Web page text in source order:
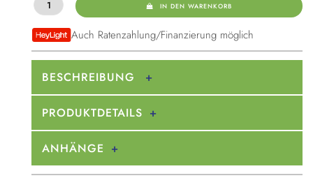
IN DEN WARENKORB
Auch Ratenzahlung/Finanzierung möglich
BESCHREIBUNG
PRODUKTDETAILS
ANHÄNGE